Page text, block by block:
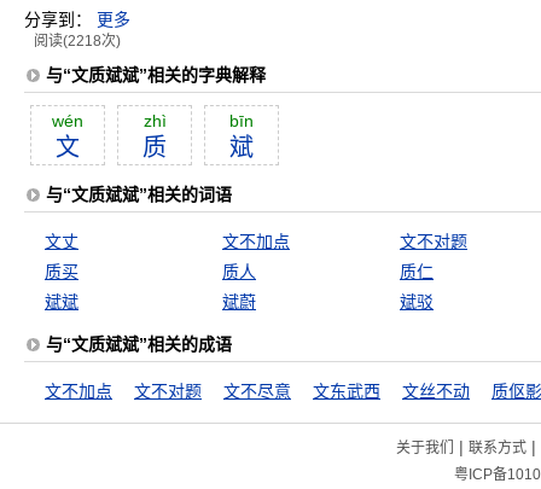
分享到： 更多
阅读(2218次)
与“文质斌斌”相关的字典解释
wén
文
zhì
质
bīn
斌
与“文质斌斌”相关的词语
文丈 文不加点
文不对题
质买
质人
质仁
斌斌
斌蔚 斌驳
与“文质斌斌”相关的成语
文不加点 文不对题 文不尽意 文东武西 文丝不动 质伛
关于我们 | 联系方式|
粤ICP备